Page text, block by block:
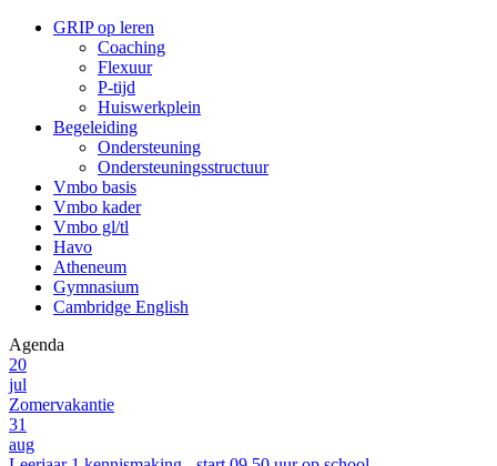
GRIP op leren
Coaching
Flexuur
P-tijd
Huiswerkplein
Begeleiding
Ondersteuning
Ondersteuningsstructuur
Vmbo basis
Vmbo kader
Vmbo gl/tl
Havo
Atheneum
Gymnasium
Cambridge English
Agenda
20
jul
Zomervakantie
31
aug